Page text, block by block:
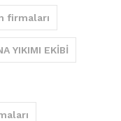
firmaları
YIKIMI EKİBİ